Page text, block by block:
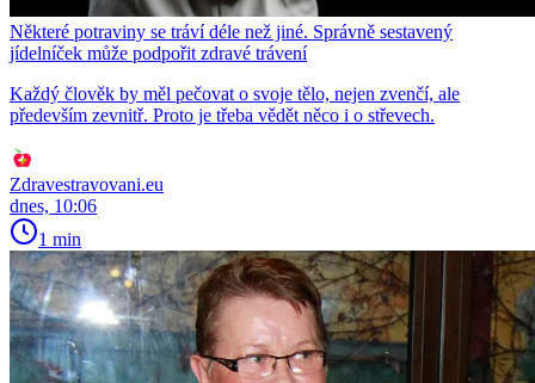
Některé potraviny se tráví déle než jiné. Správně sestavený
jídelníček může podpořit zdravé trávení
Každý člověk by měl pečovat o svoje tělo, nejen zvenčí, ale
především zevnitř. Proto je třeba vědět něco i o střevech.
Zdravestravovani.eu
dnes, 10:06
1 min